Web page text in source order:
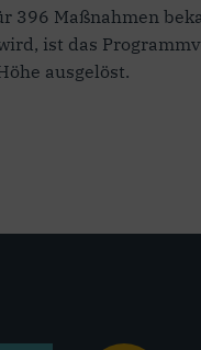
Maßnahmen
ist das
ausgelöst.